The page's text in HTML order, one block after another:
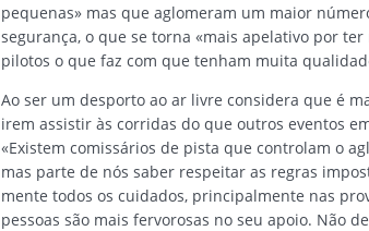
pequenas» mas que aglomeram um maior
segurança, o que se torna «mais apelativo por
pilotos o que faz com que tenham muita
Ao ser um desporto ao ar livre considera que é
irem assistir às corridas do que outros eventos
«Existem comissários de pista que controlam o
mas parte de nós saber respeitar as regras
mente todos os cuidados, principalmente nas
pessoas são mais fervorosas no seu apoio. Não